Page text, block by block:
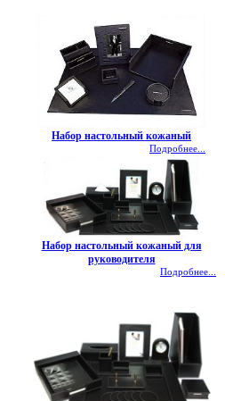
Набор настольный кожаный
Подробнее...
Набор настольный кожаный для
руководителя
Подробнее...